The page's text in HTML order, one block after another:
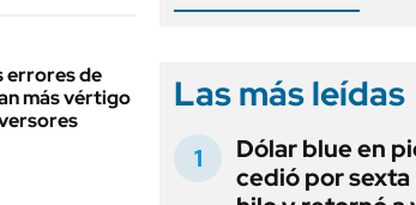
errores de
más vértigo
Las más leídas
Dólar blue en
cedió por sexta